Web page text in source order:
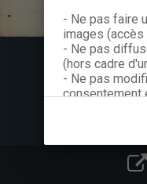
- Ne pas faire
images
- Ne pas
(hors cadre
- Ne pas
consentement
Dans le cas
à nous
de Licence
proposées et